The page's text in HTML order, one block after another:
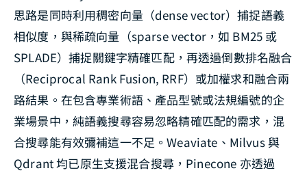
思路是同時利用稠密向量（dense vector）捕捉語義
相似度，與稀疏向量（sparse vector，如 BM25 或
SPLADE）捕捉關鍵字精確匹配，再透過倒數排名融合
（Reciprocal Rank Fusion, RRF）或加權求和融合兩
路結果。在包含專業術語、產品型號或法規編號的企
業場景中，純語義搜尋容易忽略精確匹配的需求，混
合搜尋能有效彌補這一不足。Weaviate、Milvus 與
Qdrant 均已原生支援混合搜尋，Pinecone 亦透過